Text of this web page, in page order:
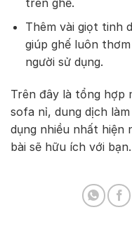
Thêm vài giọt tinh
giúp ghế luôn
người sử dụng.
Trên đây là tổng hợp
sofa nỉ, dung dịch
dụng nhiều nhất hiện
bài sẽ hữu ích với bạn.